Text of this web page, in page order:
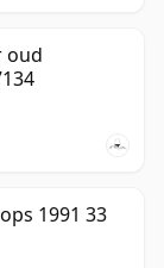
oud
1991 33